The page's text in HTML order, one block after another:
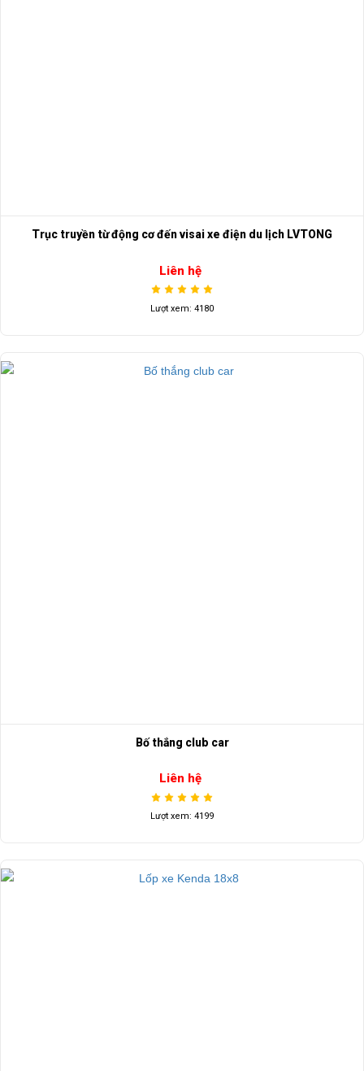
Trục truyền từ động cơ đến visai xe điện du lịch LVTONG
Liên hệ
Lượt xem: 4180
Bố thắng club car
Liên hệ
Lượt xem: 4199